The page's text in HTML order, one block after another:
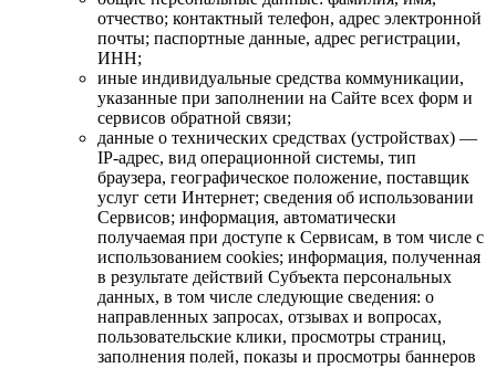
отчество; контактный телефон, адрес электронной
почты; паспортные данные, адрес регистрации,
ИНН;
иные индивидуальные средства коммуникации,
указанные при заполнении на Сайте всех форм и
сервисов обратной связи;
данные о технических средствах (устройствах) —
IP-адрес, вид операционной системы, тип
браузера, географическое положение, поставщик
услуг сети Интернет; сведения об использовании
Сервисов; информация, автоматически
получаемая при доступе к Сервисам, в том числе с
использованием cookies; информация, полученная
в результате действий Субъекта персональных
данных, в том числе следующие сведения: о
направленных запросах, отзывах и вопросах,
пользовательские клики, просмотры страниц,
заполнения полей, показы и просмотры баннеров